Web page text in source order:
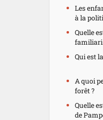
Les
à la
Quelle
Qui est
A quoi
forêt ?
Quelle
de